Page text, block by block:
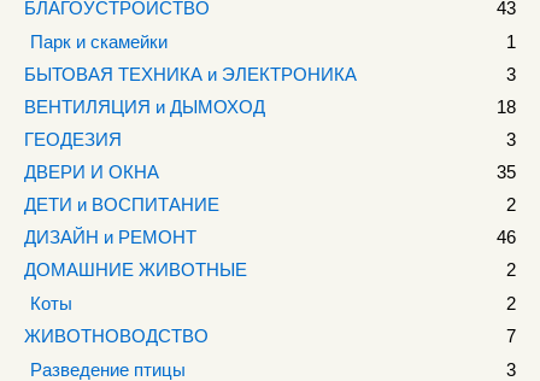
БЛАГОУСТРОЙСТВО
43
Парк и скамейки
1
БЫТОВАЯ ТЕХНИКА и ЭЛЕКТРОНИКА
3
ВЕНТИЛЯЦИЯ и ДЫМОХОД
18
ГЕОДЕЗИЯ
3
ДВЕРИ И ОКНА
35
ДЕТИ и ВОСПИТАНИЕ
2
ДИЗАЙН и РЕМОНТ
46
ДОМАШНИЕ ЖИВОТНЫЕ
2
Коты
2
ЖИВОТНОВОДСТВО
7
Разведение птицы
3